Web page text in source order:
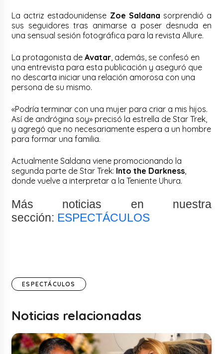
La actriz estadounidense Zoe Saldana sorprendió a
sus seguidores tras animarse a poser desnuda en
una sensual sesión fotográfica para la revista Allure.
La protagonista deAvatar, además, se confesó en
una entrevista para esta publicación y aseguró que
no descarta iniciar una relación amorosa con una
persona de su mismo.
«Podría terminar con una mujer para criar a mis hijos.
Así de andrógina soy» precisó la estrella de Star Trek,
y agregó que no necesariamente espera a un hombre
para formar una familia.
Actualmente Saldana viene promocionando la
segunda parte de Star Trek: Into the Darkness,
donde vuelve a interpretar a la Teniente Uhura.
Más noticias en nuestra
sección: ESPECTÁCULOS
ESPECTÁCULOS
Noticias relacionadas